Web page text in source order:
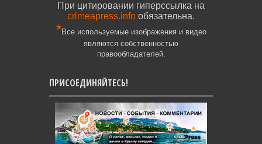
При цитировании гиперссылка на
crimeapress.info обязательна.
*Все используемые изображения и видео
являются собственностью
правообладателей.
ПРИСОЕДИНЯЙТЕСЬ!